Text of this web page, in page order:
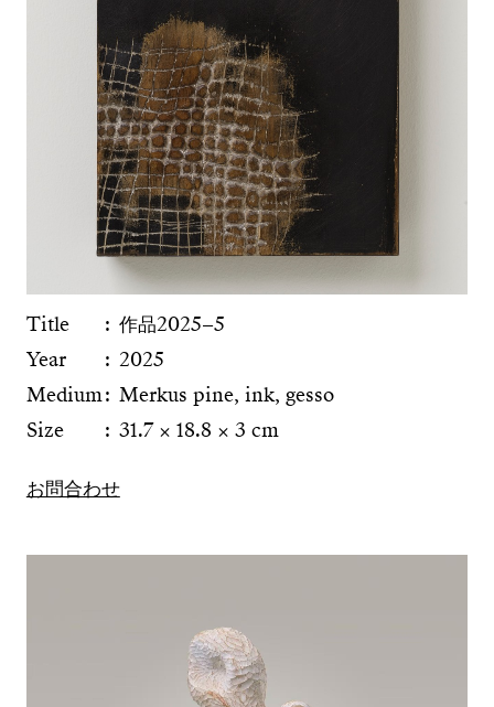
Title
作品2025−5
Year
2025
Medium Merkus pine, ink, gesso
Size
31.7 × 18.8 × 3 cm
お問合わせ